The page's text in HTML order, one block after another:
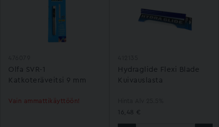
Olfa SVR-1
Katkoteräveitsi 9 mm
Vain ammattikäyttöön!
Hydraglide Flexi Blade
Kuivauslasta
16,48 €